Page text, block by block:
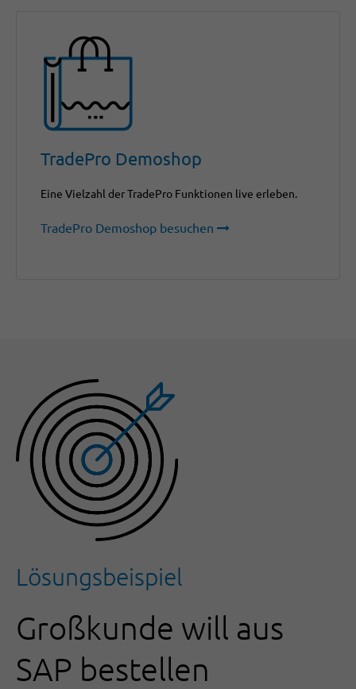
TradePro Demoshop
Eine Vielzahl der TradePro Funktionen live erleben.
TradePro Demoshop besuchen
Lösungsbeispiel
Großkunde will aus
SAP bestellen